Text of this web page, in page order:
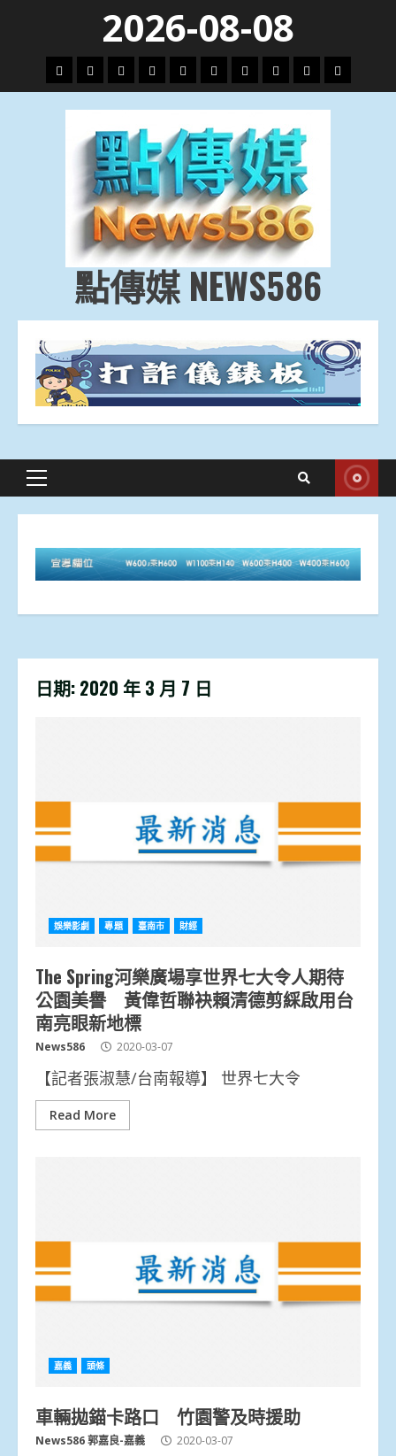
content
2026-08-08
頭
條
財
經
地
方.
會
文
教.
技
專
題
娛
樂
劇
政
治
國
際
運
動
生
活
點傳媒 NEWS586
Primary
日期: 2020 年 3 月 7 日
娛樂影劇 專題 臺南市 財經
The Spring河樂廣場享世界七大令人期待
公園美譽 黃偉哲聯袂賴清德剪綵啟用台
南亮眼新地標
News586 2020-03-07
【記者張淑慧/台南報導】 世界七大令
Read More
嘉義 頭條
車輛拋錨卡路口 竹園警及時援助
News586 郭嘉良-嘉義 2020-03-07